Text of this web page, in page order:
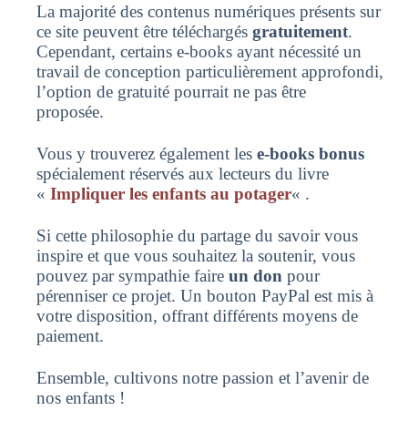
La majorité des contenus numériques présents sur
ce site peuvent être téléchargés gratuitement.
Cependant, certains e-books ayant nécessité un
travail de conception particulièrement approfondi,
l’option de gratuité pourrait ne pas être
proposée.
Vous y trouverez également les e-books bonus
spécialement réservés aux lecteurs du livre
« Impliquer les enfants au potager« .
Si cette philosophie du partage du savoir vous
inspire et que vous souhaitez la soutenir, vous
pouvez par sympathie faire un don pour
pérenniser ce projet. Un bouton PayPal est mis à
votre disposition, offrant différents moyens de
paiement.
Ensemble, cultivons notre passion et l’avenir de
nos enfants !